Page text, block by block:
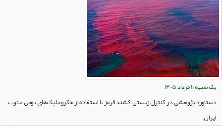
یک شنبه 11 مرداد 1405
دستاورد پژوهشی در کنترل زیستی کشند قرمز با استفاده از ماکروجلبک‌های بومی جنوب
ایران